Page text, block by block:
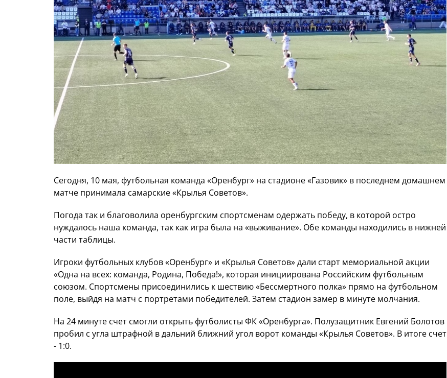
Сегодня, 10 мая, футбольная команда «Оренбург» на стадионе «Газовик» в последнем домашнем
матче принимала самарские «Крылья Советов».
Погода так и благоволила оренбургским спортсменам одержать победу, в которой остро
нуждалось наша команда, так как игра была на «выживание». Обе команды находились в нижней
части таблицы.
Игроки футбольных клубов «Оренбург» и «Крылья Советов» дали старт мемориальной акции
«Одна на всех: команда, Родина, Победа!», которая инициирована Российским футбольным
союзом. Спортсмены присоединились к шествию «Бессмертного полка» прямо на футбольном
поле, выйдя на матч с портретами победителей. Затем стадион замер в минуте молчания.
На 24 минуте счет смогли открыть футболисты ФК «Оренбурга». Полузащитник Евгений Болотов
пробил с угла штрафной в дальний ближний угол ворот команды «Крылья Советов». В итоге счет
- 1:0.